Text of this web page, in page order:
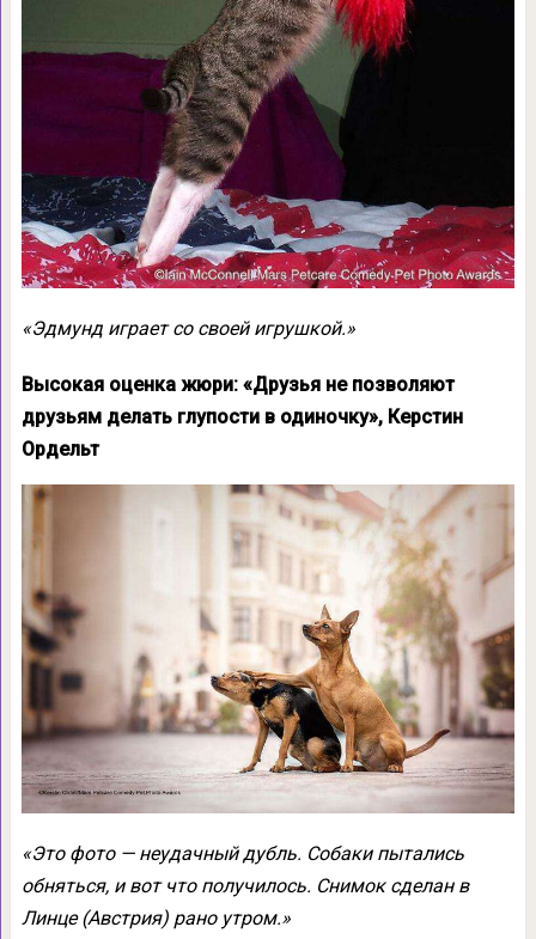
«Эдмунд играет со своей игрушкой.»
Высокая оценка жюри: «Друзья не позволяют
друзьям делать глупости в одиночку», Керстин
Ордельт
«Это фото — неудачный дубль. Собаки пытались
обняться, и вот что получилось. Снимок сделан в
Линце (Австрия) рано утром.»